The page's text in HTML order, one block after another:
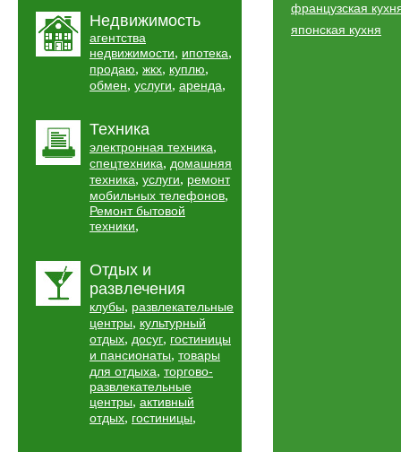
Недвижимость
агентства
недвижимости, ипотека,
продаю, жкх, куплю,
обмен, услуги, аренда,
Техника
электронная техника,
спецтехника, домашняя
техника, услуги, ремонт
мобильных телефонов,
Ремонт бытовой
техники,
Отдых и
развлечения
клубы, развлекательные
центры, культурный
отдых, досуг, гостиницы
и пансионаты, товары
для отдыха, торгово-
развлекательные
центры, активный
отдых, гостиницы,
французская
японская кухня